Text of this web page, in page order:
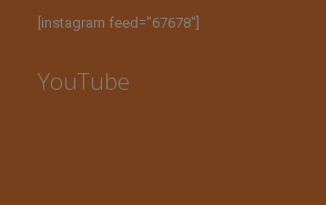
[instagram feed="67678"]
YouTube